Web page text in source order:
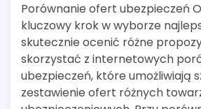
Porównanie ofert ubezpieczeń
kluczowy krok w wyborze
skutecznie ocenić różne
skorzystać z internetowych
ubezpieczeń, które umożliwiają
zestawienie ofert różnych